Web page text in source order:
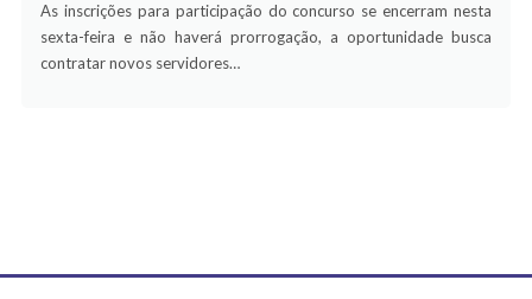
As inscrições para participação do concurso se encerram nesta
sexta-feira e não haverá prorrogação, a oportunidade busca
contratar novos servidores…